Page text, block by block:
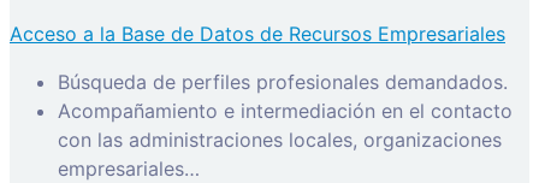
Acceso a la Base de Datos de Recursos Empresariales
Búsqueda de perfiles profesionales demandados.
Acompañamiento e intermediación en el contacto
con las administraciones locales, organizaciones
empresariales…